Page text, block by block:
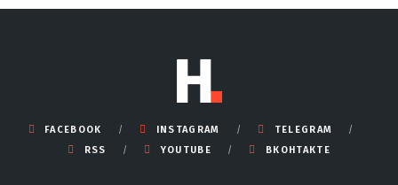
FACEBOOK INSTAGRAM
TELEGRAM
RSS
YOUTUBE ВКОНТАКТЕ